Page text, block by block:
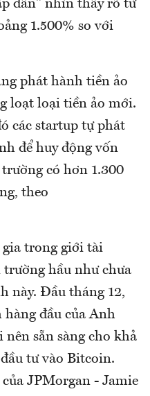
dẫn" nhìn thấy rõ từ
1.500% so với
phát hành tiền ảo
loạt loại tiền ảo mới.
các startup tự phát
để huy động vốn
có hơn 1.300
theo
gia trong giới tài
hầu như chưa
này. Đầu tháng 12,
đầu của Anh
sẵn sàng cho khả
tư vào Bitcoin.
JPMorgan - Jamie